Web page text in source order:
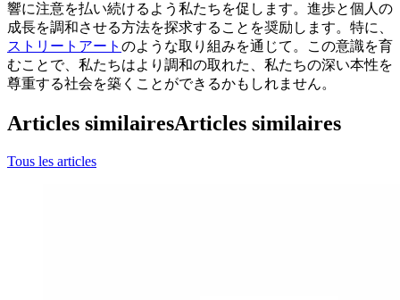
響に注意を払い続けるよう私たちを促します。進歩と個人の
成長を調和させる方法を探求することを奨励します。特に、
ストリートアート のような取り組みを通じて。この意識を育
むことで、私たちはより調和の取れた、私たちの深い本性を
尊重する社会を築くことができるかもしれません。
Articles similairesArticles similaires
Tous les articles